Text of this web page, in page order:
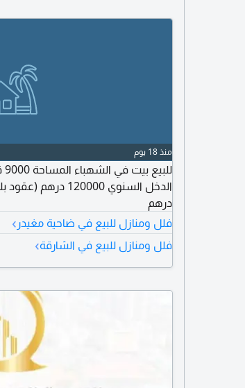
منذ 18 يوم
درهم
فلل ومنازل للبيع في ضاحية مغيدر ›
فلل ومنازل للبيع في الشارقة›